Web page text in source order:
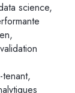
science,
tenant,